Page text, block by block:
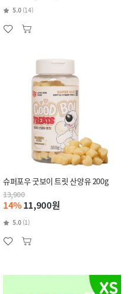
5.0 (14)
슈퍼포우 굿보이 트릿 산양유 200g
13,900
14%11,900원
5.0 (1)